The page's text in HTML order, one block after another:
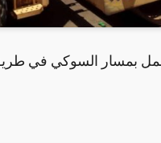
بمسار السوكي في